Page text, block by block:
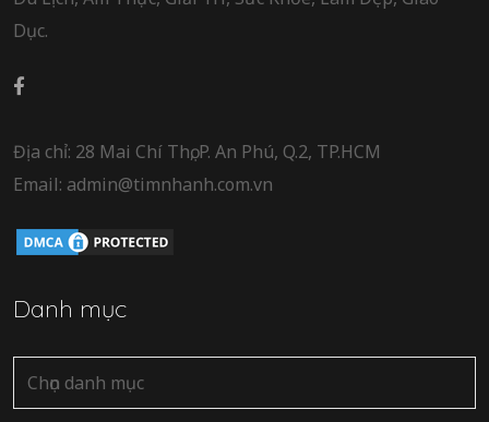
Dục.
Địa chỉ: 28 Mai Chí Thọ, P. An Phú, Q.2, TP.HCM
Email: admin@timnhanh.com.vn
Danh mục
Danh
mục